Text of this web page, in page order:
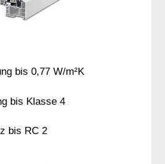
bis 0,77 W/m²K
bis Klasse 4
bis RC 2